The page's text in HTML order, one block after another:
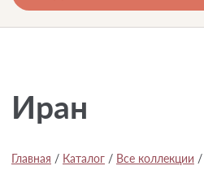
Иран
Главная / Каталог / Все коллекции /